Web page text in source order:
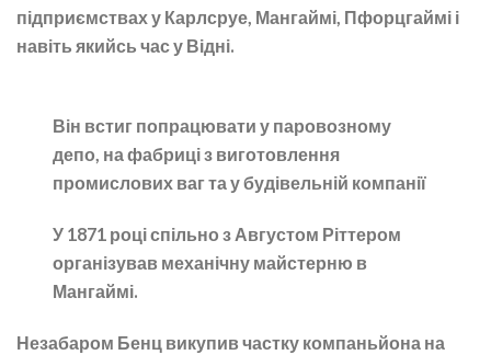
підприємствах у Карлсруе, Мангаймі, Пфорцгаймі і
навіть якийсь час у Відні.
Він встиг попрацювати у паровозному
депо, на фабриці з виготовлення
промислових ваг та у будівельній компанії
У 1871 році спільно з Августом Ріттером
організував механічну майстерню в
Мангаймі.
Незабаром Бенц викупив частку компаньйона на